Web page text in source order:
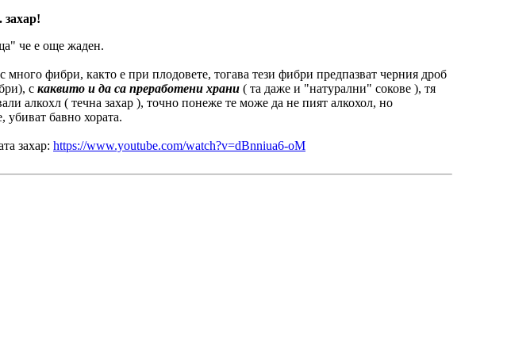
че е още жаден.
много фибри, както е при плодовете, тогава тези фибри предпазват черния дроб
с каквито и да са преработени храни ( та даже и "натурални" сокове ), тя
алкохл ( течна захар ), точно понеже те може да не пият алкохол, но
убиват бавно хората.
захар: https://www.youtube.com/watch?v=dBnniua6-oM